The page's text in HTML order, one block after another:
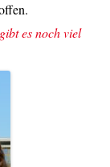
es noch viel